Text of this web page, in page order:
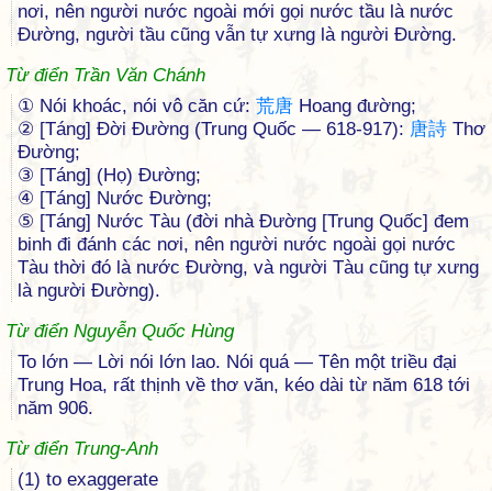
nơi, nên người nước ngoài mới gọi nước tầu là nước
Ðường, người tầu cũng vẫn tự xưng là người Ðường.
Từ điển Trần Văn Chánh
① Nói khoác, nói vô căn cứ: 荒唐 Hoang đường;
② [Táng] Đời Đường (Trung Quốc — 618-917): 唐詩 Thơ
Đường;
③ [Táng] (Họ) Đường;
④ [Táng] Nước Đường;
⑤ [Táng] Nước Tàu (đời nhà Đường [Trung Quốc] đem
binh đi đánh các nơi, nên người nước ngoài gọi nước
Tàu thời đó là nước Đường, và người Tàu cũng tự xưng
là người Đường).
Từ điển Nguyễn Quốc Hùng
To lớn — Lời nói lớn lao. Nói quá — Tên một triều đại
Trung Hoa, rất thịnh về thơ văn, kéo dài từ năm 618 tới
năm 906.
Từ điển Trung-Anh
(1) to exaggerate